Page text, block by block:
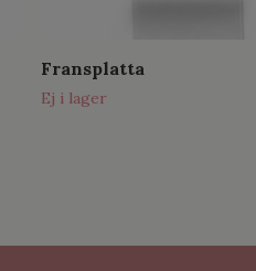
Fransplatta
Ej i lager